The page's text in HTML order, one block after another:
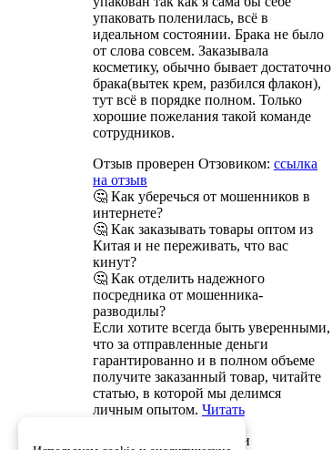
упаковать поленилась, всё в
идеальном состоянии. Брака не было
от слова совсем. Заказывала
косметику, обычно бывает достаточно
брака(вытек крем, разбился флакон),
тут всё в порядке полном. Только
хорошие пожелания такой команде
сотрудников.
Отзыв проверен Отзовиком: ссылка
на отзыв
🤔 Как уберечься от мошенников в
интернете?
🤔 Как заказывать товары оптом из
Китая и не переживать, что вас
кинут?
🤔 Как отделить надежного
посредника от мошенника-
разводилы?
Если хотите всегда быть уверенными,
что за отправленные деньги
гарантированно и в полном объеме
получите заказанный товар, читайте
статью, в которой мы делимся
личным опытом. Читать
Служба поддержки